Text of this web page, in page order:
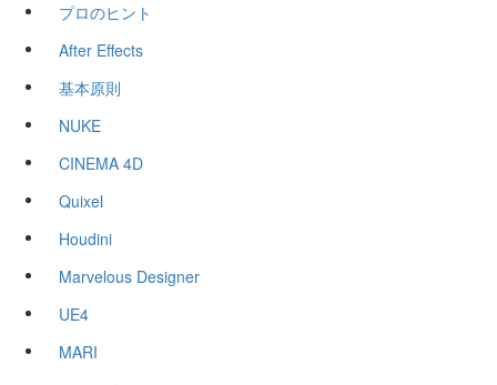
プロのヒント
After Effects
基本原則
NUKE
CINEMA 4D
Quixel
Houdini
Marvelous Designer
UE4
MARI